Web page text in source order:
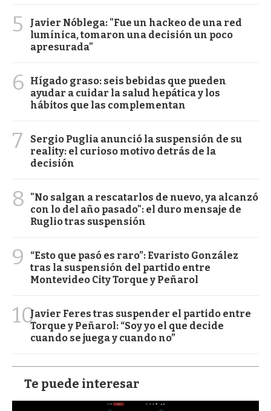
5
Javier Nóblega: "Fue un hackeo de una red
lumínica, tomaron una decisión un poco
apresurada"
6
Hígado graso: seis bebidas que pueden
ayudar a cuidar la salud hepática y los
hábitos que las complementan
7
Sergio Puglia anunció la suspensión de su
reality: el curioso motivo detrás de la
decisión
8
"No salgan a rescatarlos de nuevo, ya alcanzó
con lo del año pasado": el duro mensaje de
Ruglio tras suspensión
9
“Esto que pasó es raro”: Evaristo González
tras la suspensión del partido entre
Montevideo City Torque y Peñarol
10Javier Feres tras suspender el partido entre
Torque y Peñarol: “Soy yo el que decide
cuando se juega y cuando no”
Te puede interesar